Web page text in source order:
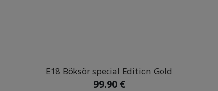
E18 Böksör special Edition Gold
99.90 €